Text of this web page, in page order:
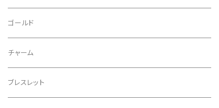
ゴールド
チャーム
ブレスレット